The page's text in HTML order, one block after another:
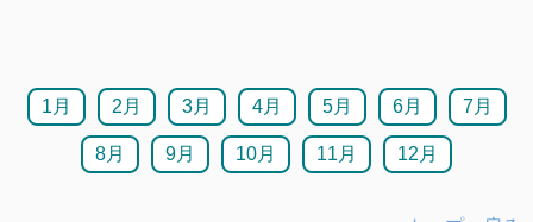
1月 2月 3月 4月 5月 6月 7月
8月 9月 10月 11月 12月